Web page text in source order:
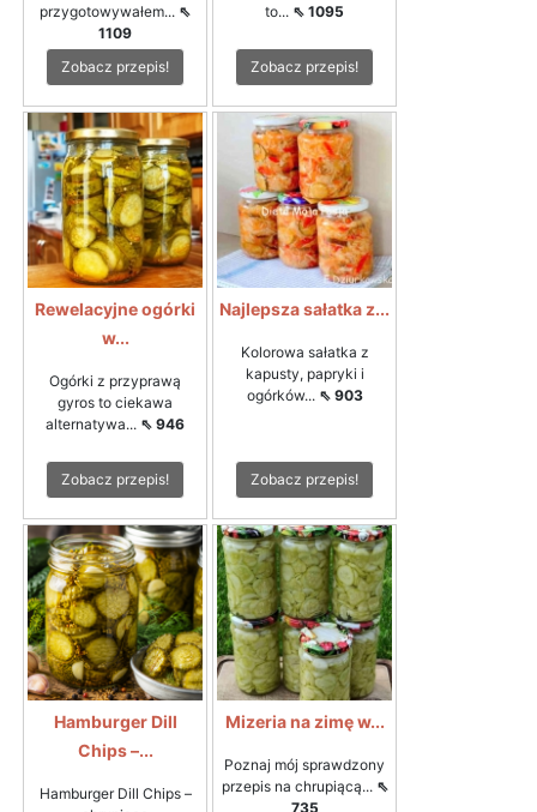
przygotowywałem... ⇖
1109
Zobacz przepis!
to... ⇖ 1095
Zobacz przepis!
Rewelacyjne ogórki
w...
Ogórki z przyprawą
gyros to ciekawa
alternatywa... ⇖ 946
Zobacz przepis!
Najlepsza sałatka z...
Kolorowa sałatka z
kapusty, papryki i
ogórków... ⇖ 903
Zobacz przepis!
Hamburger Dill
Chips –...
Hamburger Dill Chips –
Mizeria na zimę w...
Poznaj mój sprawdzony
przepis na chrupiącą... ⇖
735